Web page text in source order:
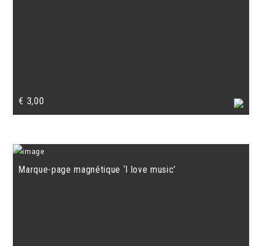
€ 3,00
Marque-page magnétique ‘I love music’